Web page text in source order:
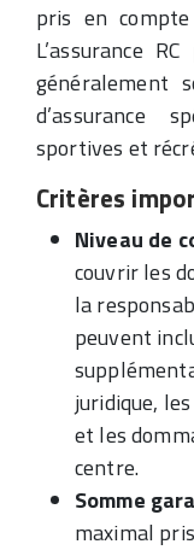
pris en
L’assurance
généralement
d’assurance
sportives et
Critères
Niveau de
couvrir les
la
peuvent
juridique,
et les
centre.
Somme
maximal